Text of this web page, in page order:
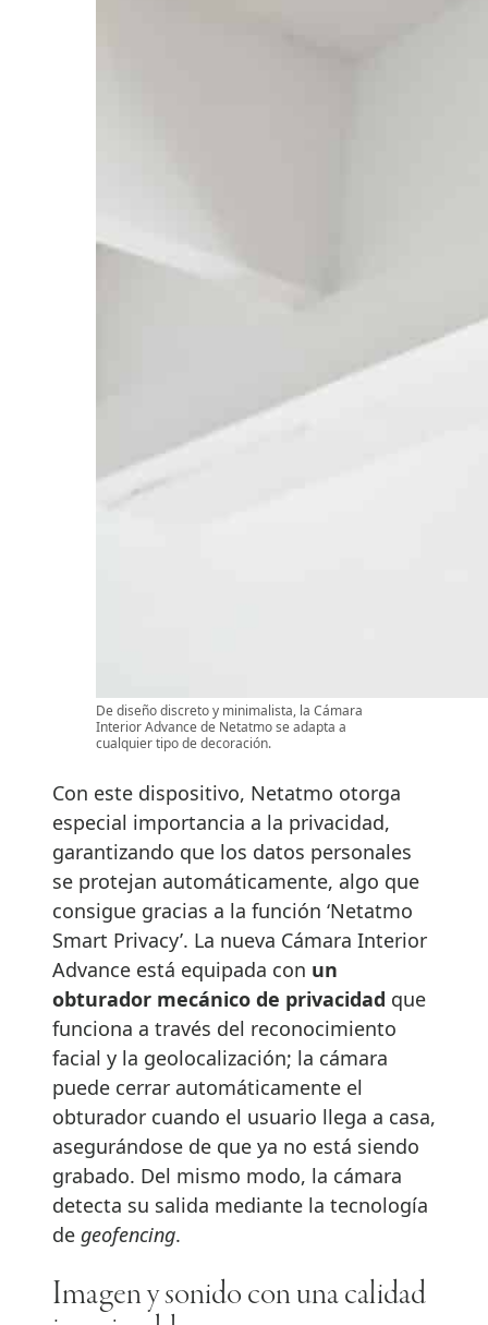
De diseño discreto y minimalista, la Cámara
Interior Advance de Netatmo se adapta a
cualquier tipo de decoración.
Con este dispositivo, Netatmo otorga
especial importancia a la privacidad,
garantizando que los datos personales
se protejan automáticamente, algo que
consigue gracias a la función ‘Netatmo
Smart Privacy’. La nueva Cámara Interior
Advance está equipada con un
obturador mecánico de privacidad que
funciona a través del reconocimiento
facial y la geolocalización; la cámara
puede cerrar automáticamente el
obturador cuando el usuario llega a casa,
asegurándose de que ya no está siendo
grabado. Del mismo modo, la cámara
detecta su salida mediante la tecnología
de geofencing.
Imagen y sonido con una calidad